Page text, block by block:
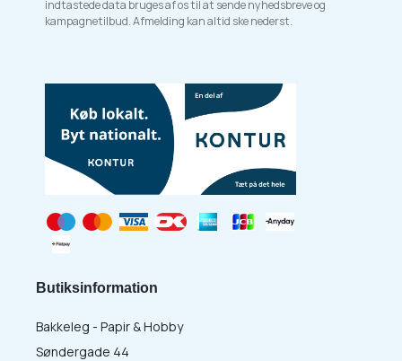
indtastede data bruges af os til at sende nyhedsbreve og
kampagnetilbud. Afmelding kan altid ske nederst.
Butiksinformation
Bakkeleg - Papir & Hobby
Søndergade 44